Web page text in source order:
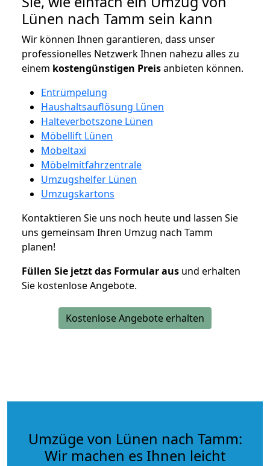
Lünen nach Tamm sein kann
Wir können Ihnen garantieren, dass unser
professionelles Netzwerk Ihnen nahezu alles zu
einem kostengünstigen Preisanbieten können.
Entrümpelung
Haushaltsauflösung Lünen
Halteverbotszone Lünen
Möbellift Lünen
Möbeltaxi
Möbelmitfahrzentrale
Umzugshelfer Lünen
Umzugskartons
Kontaktieren Sie uns noch heute und lassen Sie
uns gemeinsam Ihren Umzug nach Tamm
planen!
Füllen Sie jetzt das Formular aus und erhalten
Sie kostenlose Angebote.
Kostenlose Angebote erhalten
Umzüge von Lünen nach Tamm:
Wir machen es Ihnen leicht